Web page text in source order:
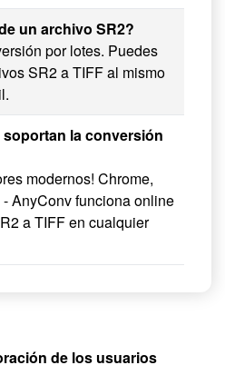
un archivo SR2?
por lotes. Puedes
SR2 a TIFF al mismo
la conversión
modernos! Chrome,
AnyConv funciona online
a TIFF en cualquier
de los usuarios